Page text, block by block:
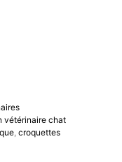
vétérinaire chat
, croquettes